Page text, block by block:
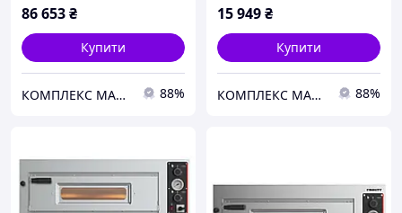
86 653₴
Купити
КОМПЛЕКС МАРКЕТ 88%
15 949₴
Купити
КОМПЛЕКС МАРКЕТ 88%